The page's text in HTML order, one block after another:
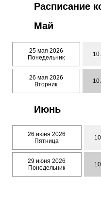
Расписание
Май
25 мая 2026
Понедельник
26 мая 2026
Вторник
Июнь
26 июня 2026
Пятница
29 июня 2026
Понедельник